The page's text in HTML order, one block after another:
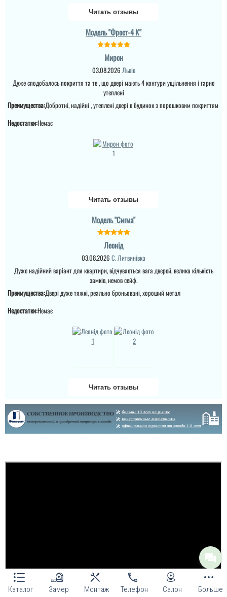
Каталог Замер Монтаж Телефон Салон Больше
двері. Все хорошо,
домі був ремонт, тепло ,
Якщо плануєте
Читать отзывы
Модель "Фрост-4 К"
Мирон
03.08.2026 Львів
Дуже сподобалось покриття та те , що двері мають 4 контури ущільнення і гарно
утеплені
Преимущества:Добротні, надійні , утеплені двері в будинок з порошковим покриттям
Недостатки:Немає
Читать отзывы
Модель "Сигма"
Леонід
03.08.2026 С. Литвинівка
Дуже надійний варіант для квартири, відчувається вага дверей, велика кількість
замків, немов сейф.
Преимущества:Двері дуже тяжкі, реально броньовані, хороший метал
Недостатки:Немає
Читать отзывы